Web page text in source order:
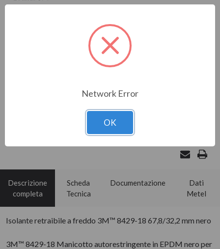
nero3M™ 8429-18 Manicotto autorestringente in EPDM
nero per isolamento di connessioni fino a 1 kV ø32,2 mm -
ø67,8 mmI tubi 3M™ Cold Shrink sono progettati con un
esclusivo sistema di erogazione Cold Shrink. I prodotti
LEGGI LA DESCRIZIONE COMPLETA
AGGIUNGI AL CARRELLO DA APPROVARE
Descrizione
completa
Scheda
Tecnica
Documentazione
Dati
Metel
Isolante retraibile a freddo 3M™ 8429-18 67,8/32,2 mm nero
3M™ 8429-18 Manicotto autorestringente in EPDM nero per
Network Error
OK